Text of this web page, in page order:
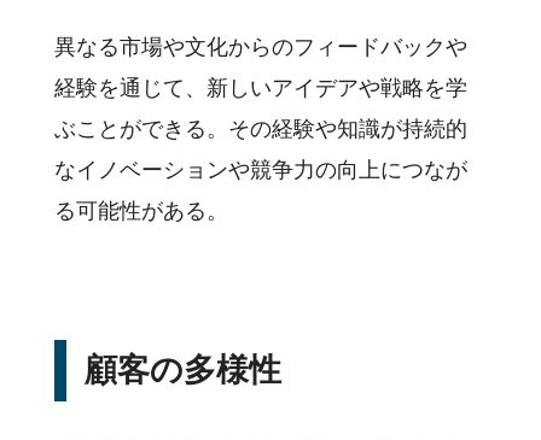
異なる市場や文化からのフィードバックや
経験を通じて、新しいアイデアや戦略を学
ぶことができる。その経験や知識が持続的
なイノベーションや競争力の向上につなが
る可能性がある。
顧客の多様性